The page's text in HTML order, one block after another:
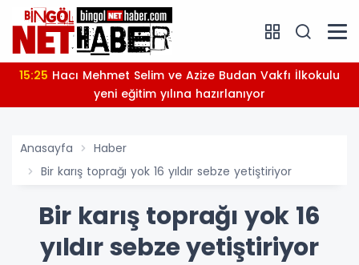
15:25
yeni eğitim yılına hazırlanıyor
Anasayfa
Haber
Bir karış toprağı yok 16 yıldır sebze yetiştiriyor
Bir karış toprağı yok 16
yıldır sebze yetiştiriyor